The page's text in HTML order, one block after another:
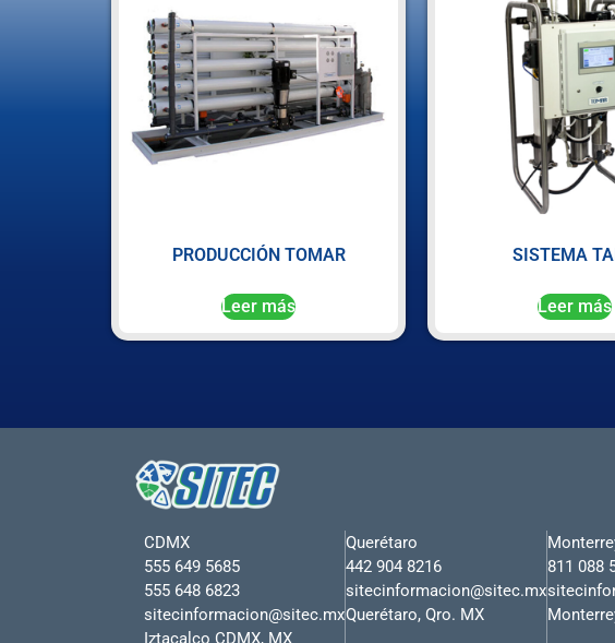
PRODUCCIÓN TOMAR
Leer más
SISTEMA
Leer más
CDMX
555 649 5685
555 648 6823
sitecinformacion@sitec.mx
Iztacalco CDMX, MX
Querétaro
442 904 8216
sitecinformacion@sitec.mx
Querétaro, Qro. MX
811 088